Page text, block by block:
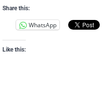
Share this:
WhatsApp
Like this: